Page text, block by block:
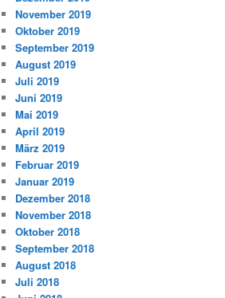
November 2019
Oktober 2019
September 2019
August 2019
Juli 2019
Juni 2019
Mai 2019
April 2019
März 2019
Februar 2019
Januar 2019
Dezember 2018
November 2018
Oktober 2018
September 2018
August 2018
Juli 2018